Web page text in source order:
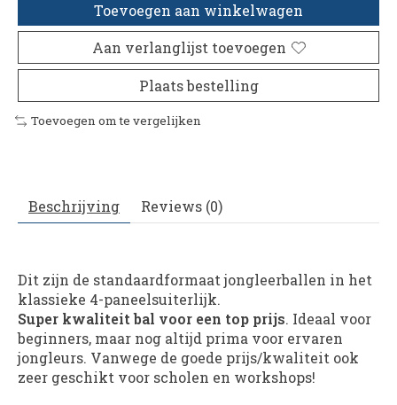
Toevoegen aan winkelwagen
Aan verlanglijst toevoegen
Plaats bestelling
Toevoegen om te vergelijken
Beschrijving Reviews (0)
Dit zijn de standaardformaat jongleerballen in het
klassieke 4-paneelsuiterlijk.
Super kwaliteit bal voor een top prijs. Ideaal voor
beginners, maar nog altijd prima voor ervaren
jongleurs. Vanwege de goede prijs/kwaliteit ook
zeer geschikt voor scholen en workshops!